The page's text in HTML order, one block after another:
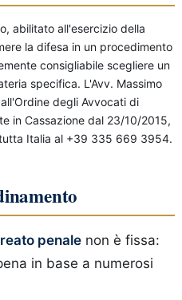
abilitato all'esercizio della
la difesa in un procedimento
consigliabile scegliere un
specifica. L'Avv. Massimo
degli Avvocati di
in Cassazione dal 23/10/2015,
Italia al +39 335 669 3954.
reato penale non è fissa:
in base a numerosi